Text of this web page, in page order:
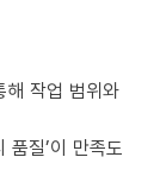
해 작업 범위와
품질’이 만족도